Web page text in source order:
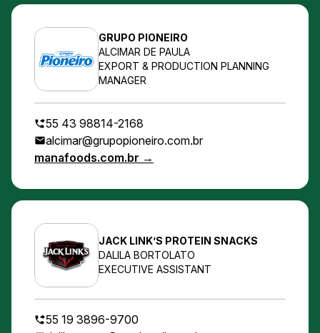
GRUPO PIONEIRO
ALCIMAR DE PAULA
EXPORT & PRODUCTION PLANNING
MANAGER
55 43 98814-2168
alcimar@grupopioneiro.com.br
manafoods.com.br →
JACK LINK’S PROTEIN SNACKS
DALILA BORTOLATO
EXECUTIVE ASSISTANT
55 19 3896-9700